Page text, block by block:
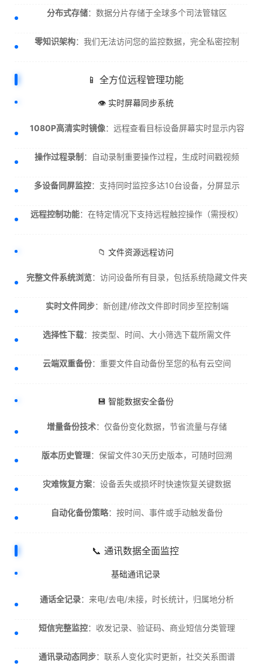
分布式存储：数据分片存储于全球多个司法管辖区
零知识架构：我们无法访问您的监控数据，完全私密控制
📱 全方位远程管理功能
👁️ 实时屏幕同步系统
1080P高清实时镜像：远程查看目标设备屏幕实时显示内容
操作过程录制 ：自动录制重要操作过程，生成时间戳视频
多设备同屏监控：支持同时监控多达10台设备，分屏显示
远程控制功能：在特定情况下支持远程触控操作（需授权）
📁 文件资源远程访问
完整文件系统浏览：访问设备所有目录，包括系统隐藏文件夹
实时文件同步：新创建/修改文件即时同步至控制端
选择性下载：按类型、时间、大小筛选下载所需文件
云端双重备份：重要文件自动备份至您的私有云空间
💾 智能数据安全备份
增量备份技术：仅备份变化数据，节省流量与存储
版本历史管理：保留文件30天历史版本，可随时回溯
灾难恢复方案：设备丢失或损坏时快速恢复关键数据
自动化备份策略：按时间、事件或手动触发备份
📞 通讯数据全面监控
基础通讯记录
通话全记录：来电/去电/未接，时长统计，归属地分析
短信完整监控：收发记录、验证码、商业短信分类管理
通讯录动态同步：联系人变化实时更新，社交关系图谱